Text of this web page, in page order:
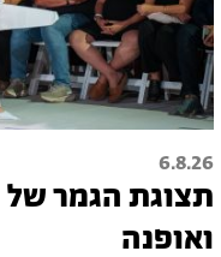
6.8.26
תצוגת הגמר
ואופנה